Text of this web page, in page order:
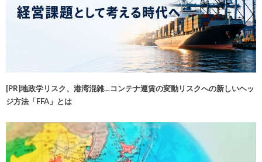
[PR]地政学リスク、港湾混雑…コンテナ運賃の変動リスクへの新しいヘッ
ジ方法「FFA」とは